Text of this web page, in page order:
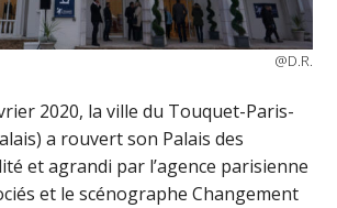
@D.R.
2020, la ville du Touquet-Paris-
a rouvert son Palais des
et agrandi par l’agence parisienne
et le scénographe Changement